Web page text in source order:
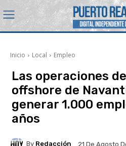
Inicio Local Empleo
Las operaciones
offshore de
generar 1.000
años
By Redacción 21 De Agosto